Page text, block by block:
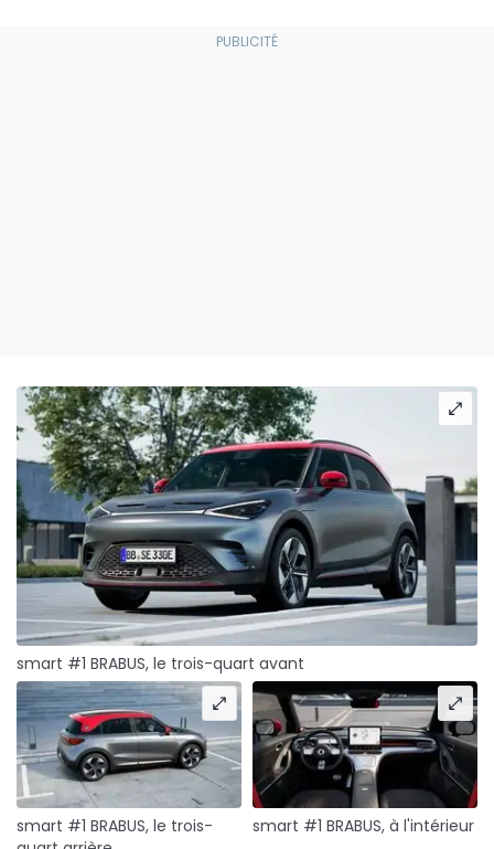
smart #1 BRABUS, le trois-quart avant
smart #1 BRABUS, le trois-
smart #1 BRABUS, à l'intérieur